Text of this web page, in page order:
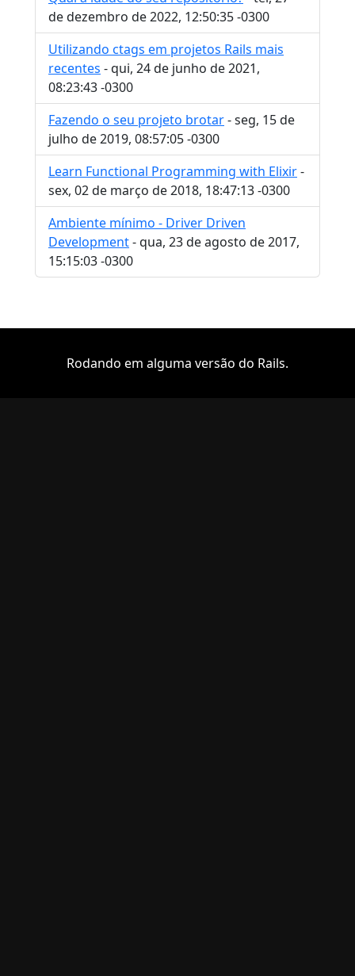
de dezembro de 2022, 12:50:35 -0300
Utilizando ctags em projetos Rails mais
recentes - qui, 24 de junho de 2021,
08:23:43 -0300
Fazendo o seu projeto brotar- seg, 15 de
julho de 2019, 08:57:05 -0300
Learn Functional Programming with Elixir-
sex, 02 de março de 2018, 18:47:13 -0300
Ambiente mínimo - Driver Driven
Development- qua, 23 de agosto de 2017,
15:15:03 -0300
Rodando em alguma versão do Rails.